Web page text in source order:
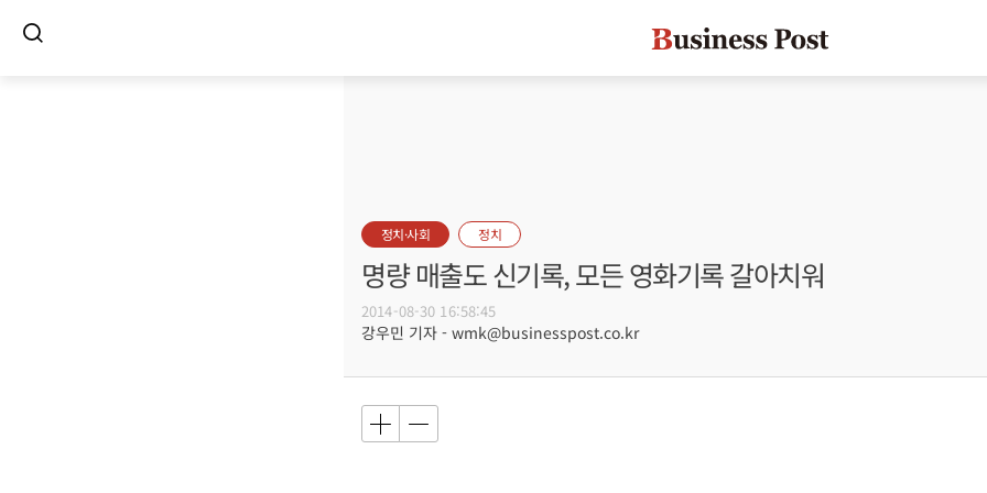
정치·사회 정치
명량 매출도 신기록, 모든 영화기록 갈아치워
2014-08-30 16:58:45
강우민 기자 - wmk@businesspost.co.kr